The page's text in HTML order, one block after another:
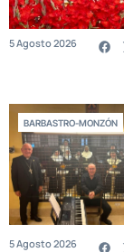
5 Agosto 2026
BARBASTRO-MONZÓN
5 Agosto 2026